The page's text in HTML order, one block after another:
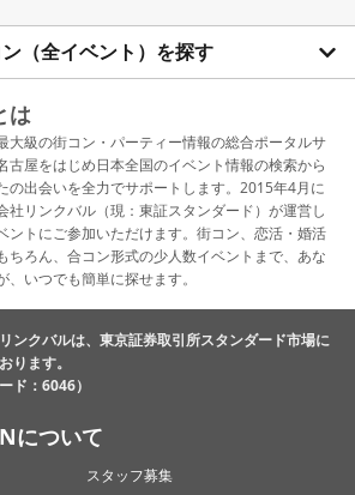
（全イベント）を探す
は
大級の街コン・パーティー情報の総合ポータルサ
古屋をはじめ日本全国のイベント情報の検索から
の出会いを全力でサポートします。2015年4月に
社リンクバル（現：東証スタンダード）が運営し
ントにご参加いただけます。街コン、恋活・婚活
ちろん、合コン形式の少人数イベントまで、あな
いつでも簡単に探せます。
ンクバルは、東京証券取引所スタンダード市場に
ります。
ド：6046）
について
スタッフ募集